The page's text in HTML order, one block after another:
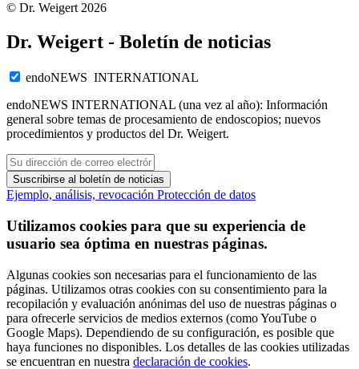
© Dr. Weigert 2026
Dr. Weigert - Boletín de noticias
endoNEWS INTERNATIONAL
endoNEWS INTERNATIONAL (una vez al año): Información
general sobre temas de procesamiento de endoscopios; nuevos
procedimientos y productos del Dr. Weigert.
Suscribirse al boletín de noticias
Ejemplo, análisis, revocación Protección de datos
Utilizamos cookies para que su experiencia de
usuario sea óptima en nuestras páginas.
Algunas cookies son necesarias para el funcionamiento de las
páginas. Utilizamos otras cookies con su consentimiento para la
recopilación y evaluación anónimas del uso de nuestras páginas o
para ofrecerle servicios de medios externos (como YouTube o
Google Maps). Dependiendo de su configuración, es posible que
haya funciones no disponibles. Los detalles de las cookies utilizadas
se encuentran en nuestra declaración de cookies.